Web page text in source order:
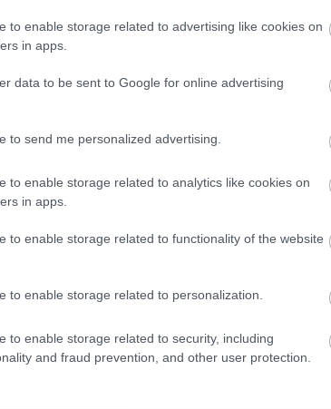
to enable storage related to advertising like cookies on
in apps.
data to be sent to Google for online advertising
to send me personalized advertising.
to enable storage related to analytics like cookies on
in apps.
to enable storage related to functionality of the website
to enable storage related to personalization.
to enable storage related to security, including
and fraud prevention, and other user protection.
που υπήρξε στέλεχος της Μίλαν
να συνδεθείς στο my gazzetta!